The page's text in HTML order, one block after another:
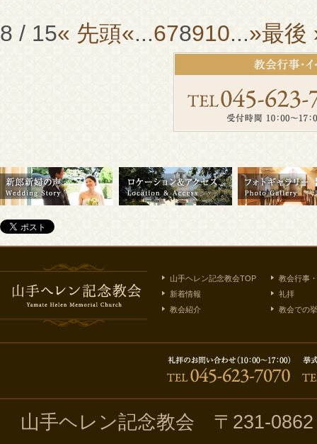
8 / 15« 先頭«...678910...»最後
山手ヘレン記念教会TOP
新着情報
教会紹介
教会行事
礼拝
教会での
山手ヘレン記念教会 〒231-